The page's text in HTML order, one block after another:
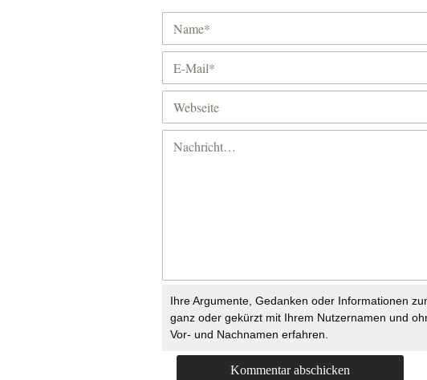
Ihre Argumente, Gedanken oder Informationen
ganz oder gekürzt mit Ihrem Nutzernamen und
Vor- und Nachnamen erfahren.